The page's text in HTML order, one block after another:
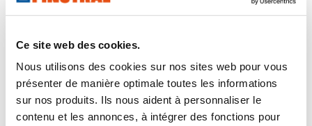
Ce site web des cookies.
Nous utilisons des cookies sur nos sites web pour vous
présenter de manière optimale toutes les informations
sur nos produits. Ils nous aident à personnaliser le
contenu et les annonces, à intégrer des fonctions pour
répondre à votre demande et non pour l’envoi de
communiquons vos données au distributeur partenaire
sélectionné dans ce but uniquement. Tous les détails
sur le traitement des données sont décrits dans la
présente
information sur politique de confidentialité